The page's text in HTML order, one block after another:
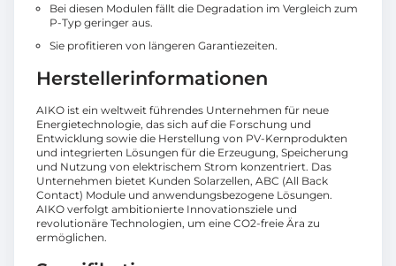
Bei diesen Modulen fällt die Degradation im Vergleich zum
P-Typ geringer aus.
Sie profitieren von längeren Garantiezeiten.
Herstellerinformationen
AIKO ist ein weltweit führendes Unternehmen für neue
Energietechnologie, das sich auf die Forschung und
Entwicklung sowie die Herstellung von PV-Kernprodukten
und integrierten Lösungen für die Erzeugung, Speicherung
und Nutzung von elektrischem Strom konzentriert. Das
Unternehmen bietet Kunden Solarzellen, ABC (All Back
Contact) Module und anwendungsbezogene Lösungen.
AIKO verfolgt ambitionierte Innovationsziele und
revolutionäre Technologien, um eine CO2-freie Ära zu
ermöglichen.